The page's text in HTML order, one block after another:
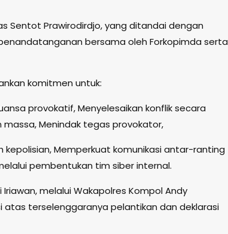
Sentot Prawirodirdjo, yang ditandai dengan
bersama oleh Forkopimda serta
komitmen untuk:
provokatif, Menyelesaikan konflik secara
Menindak tegas provokator,
kepolisian, Memperkuat komunikasi antar-ranting
pembentukan tim siber internal.
Iriawan, melalui Wakapolres Kompol Andy
atas terselenggaranya pelantikan dan deklarasi